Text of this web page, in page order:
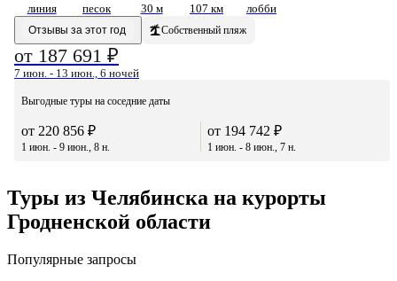
линия песок 30 м 107 км
лобби
Отзывы за этот год
Собственный пляж
от 187 691 ₽
7 июн. - 13 июн., 6 ночей
Выгодные туры на соседние даты
от 220 856 ₽
1 июн. - 9 июн., 8 н.
от 194 742 ₽
1 июн. - 8 июн., 7 н.
Туры из Челябинска на курорты
Гродненской области
Популярные запросы